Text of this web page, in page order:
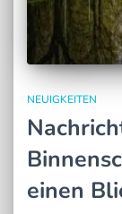
NEUIGKEITEN
einen